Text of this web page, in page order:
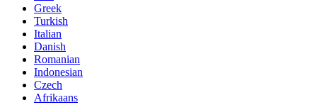
Greek
Turkish
Italian
Danish
Romanian
Indonesian
Czech
Afrikaans